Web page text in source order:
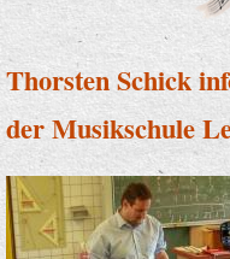
Thorsten Schick
der Musikschule